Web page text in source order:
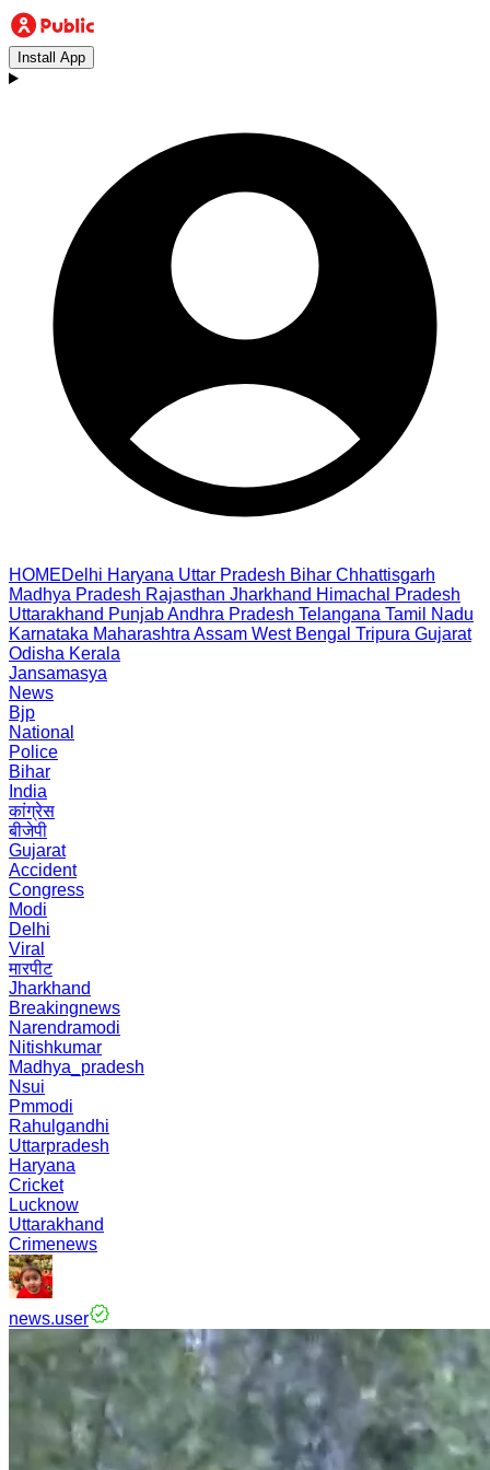
Install App
HOMEDelhi Haryana Uttar Pradesh Bihar Chhattisgarh
Madhya Pradesh Rajasthan Jharkhand Himachal Pradesh
Uttarakhand PunjabAndhra Pradesh Telangana Tamil Nadu
Karnataka Maharashtra Assam West Bengal Tripura Gujarat
Odisha Kerala
Jansamasya
News
Bjp
National
Police
Bihar
India
कांग्रेस
बीजेपी
Gujarat
Accident
Congress
Modi
Delhi
Viral
मारपीट
Jharkhand
Breakingnews
Narendramodi
Nitishkumar
Madhya_pradesh
Nsui
Pmmodi
Rahulgandhi
Uttarpradesh
Haryana
Cricket
Lucknow
Uttarakhand
Crimenews
news.user